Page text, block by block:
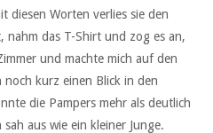
diesen Worten verlies sie den
nahm das T-Shirt und zog es an,
und machte mich auf den
kurz einen Blick in den
die Pampers mehr als deutlich
aus wie ein kleiner Junge.